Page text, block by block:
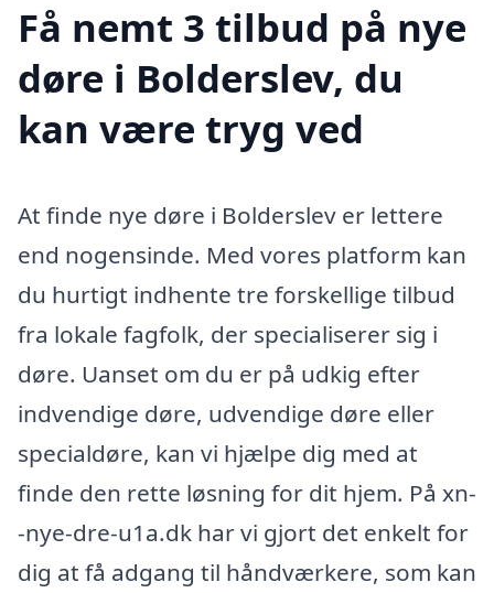
Få nemt 3 tilbud på nye
døre i Bolderslev, du
kan være tryg ved
At finde nye døre i Bolderslev er lettere
end nogensinde. Med vores platform kan
du hurtigt indhente tre forskellige tilbud
fra lokale fagfolk, der specialiserer sig i
døre. Uanset om du er på udkig efter
indvendige døre, udvendige døre eller
specialdøre, kan vi hjælpe dig med at
finde den rette løsning for dit hjem. På xn-
-nye-dre-u1a.dk har vi gjort det enkelt for
dig at få adgang til håndværkere, som kan